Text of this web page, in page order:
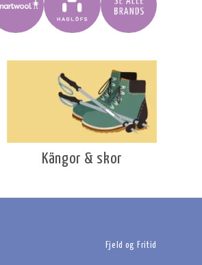
Kängor & skor
Fjeld og Fritid